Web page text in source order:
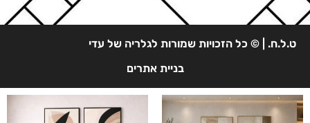
ט.ל.ח. | © כל הזכויות שמורות לגלריה של עדי
בניית אתרים